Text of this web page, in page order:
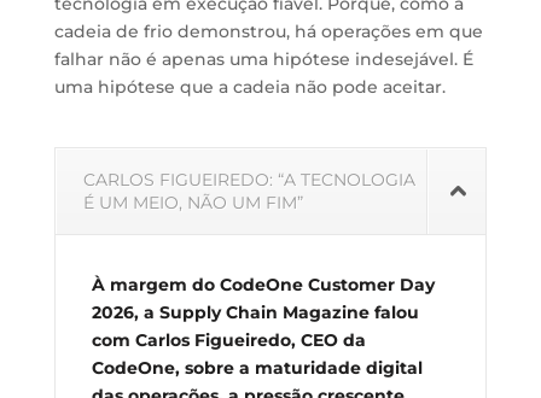
cadeia de frio demonstrou, há operações em que
falhar não é apenas uma hipótese indesejável. É
uma hipótese que a cadeia não pode aceitar.
CARLOS FIGUEIREDO: “A TECNOLOGIA
É UM MEIO, NÃO UM FIM”
À margem do CodeOne Customer Day
2026, a Supply Chain Magazine falou
com Carlos Figueiredo, CEO da
CodeOne, sobre a maturidade digital